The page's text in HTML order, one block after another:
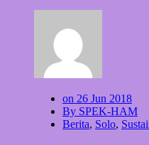
on 26 Jun 2018
By SPEK-HAM
Berita, Solo,